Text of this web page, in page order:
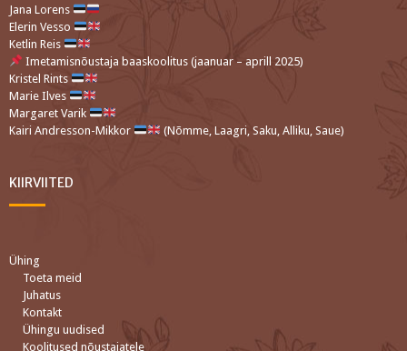
Jana Lorens
Elerin Vesso
Ketlin Reis
Imetamisnõustaja baaskoolitus (jaanuar – aprill 2025)
Kristel Rints
Marie Ilves
Margaret Varik
Kairi Andresson-Mikkor
(Nõmme, Laagri, Saku, Alliku, Saue)
KIIRVIITED
Ühing
Toeta meid
Juhatus
Kontakt
Ühingu uudised
Koolitused nõustajatele